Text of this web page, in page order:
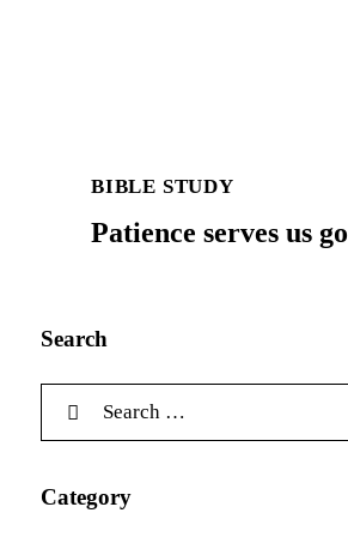
BIBLE STUDY
Patience serves us
Search
Category